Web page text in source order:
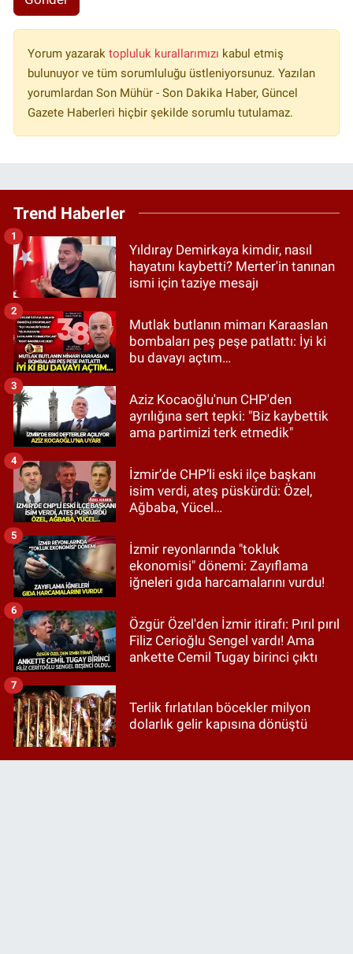
Yorum yazarak topluluk kurallarımızı kabul etmiş
bulunuyor ve tüm sorumluluğu üstleniyorsunuz. Yazılan
yorumlardan Son Mühür - Son Dakika Haber, Güncel
Gazete Haberleri hiçbir şekilde sorumlu tutulamaz.
Trend Haberler
Yıldıray Demirkaya kimdir, nasıl
hayatını kaybetti? Merter'in tanınan
ismi için taziye mesajı
1
Mutlak butlanın mimarı Karaaslan
bombaları peş peşe patlattı: İyi ki
bu davayı açtım…
2
Aziz Kocaoğlu'nun CHP'den
ayrılığına sert tepki: "Biz kaybettik
ama partimizi terk etmedik"
3
İzmir’de CHP’li eski ilçe başkanı
isim verdi, ateş püskürdü: Özel,
Ağbaba, Yücel…
4
İzmir reyonlarında "tokluk
ekonomisi" dönemi: Zayıflama
iğneleri gıda harcamalarını vurdu!
5
Özgür Özel'den İzmir itirafı: Pırıl pırıl
Filiz Cerioğlu Sengel vardı! Ama
ankette Cemil Tugay birinci çıktı
6
Terlik fırlatılan böcekler milyon
dolarlık gelir kapısına dönüştü
7